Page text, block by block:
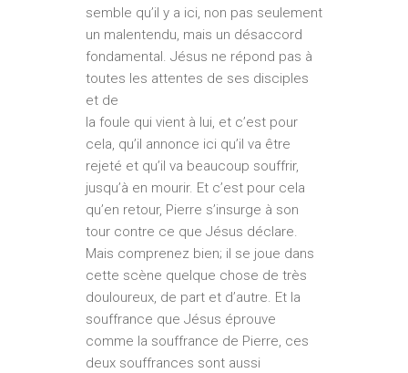
semble qu’il y a ici, non pas seulement
un malentendu, mais un désaccord
fondamental. Jésus ne répond pas à
toutes les attentes de ses disciples
et de
la foule qui vient à lui, et c’est pour
cela, qu’il annonce ici qu’il va être
rejeté et qu’il va beaucoup souffrir,
jusqu’à en mourir. Et c’est pour cela
qu’en retour, Pierre s’insurge à son
tour contre ce que Jésus déclare.
Mais comprenez bien; il se joue dans
cette scène quelque chose de très
douloureux, de part et d’autre. Et la
souffrance que Jésus éprouve
comme la souffrance de Pierre, ces
deux souffrances sont aussi